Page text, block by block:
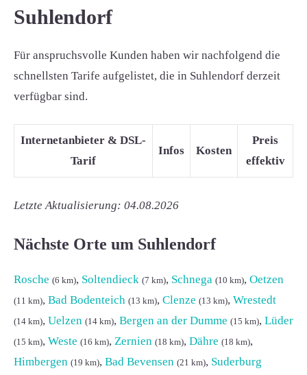
Suhlendorf
Für anspruchsvolle Kunden haben wir nachfolgend die
schnellsten Tarife aufgelistet, die in Suhlendorf derzeit
verfügbar sind.
Internetanbieter & DSL-
Tarif
Infos Kosten
Preis
effektiv
Letzte Aktualisierung: 04.08.2026
Nächste Orte um Suhlendorf
Rosche (6 km), Soltendieck (7 km), Schnega (10 km), Oetzen
(11 km), Bad Bodenteich (13 km), Clenze (13 km), Wrestedt
(14 km), Uelzen (14 km), Bergen an der Dumme (15 km), Lüder
(15 km), Weste (16 km), Zernien (18 km), Dähre (18 km),
Himbergen (19 km), Bad Bevensen (21 km), Suderburg